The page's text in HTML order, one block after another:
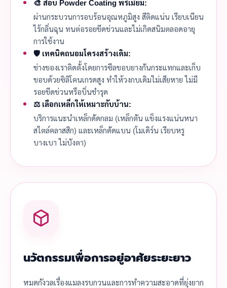
🎨 สีอบ Powder Coating พรีเมียม:
ผ่านกระบวนการอบร้อนอุณหภูมิสูง สีติดแน่น เรียบเนียน
ไร้กลิ่นฉุน ทนต่อรอยขีดข่วนและไม่เกิดสนิมตลอดอายุ
การใช้งาน
🛡️ เทคนิคถนอมโครงสร้างเดิม:
ช่างของเราติดตั้งโดยการซีลขอบยางกันกระแทกและเก็บ
ขอบด้วยซิลิโคนเกรดสูง ทำให้วงกบเดิมไม่เสียหาย ไม่มี
รอยขีดข่วนหรือบิ่นชำรุด
⚖️ เลือกเหล็กให้เหมาะกับบ้าน:
บริการแนะนำเหล็กดัดกลม (เหล็กตัน แข็งแรงแน่นหนา
สไตล์คลาสสิก) และเหล็กดัดแบน (โมเดิร์น เรียบหรู
บางเบา ไม่บังตา)
นวัตกรรมเพื่อการอยู่อาศัยระยะยาว
หมดกังวลเรื่องแมลงรบกวนและการทำความสะอาดที่ยุ่งยาก